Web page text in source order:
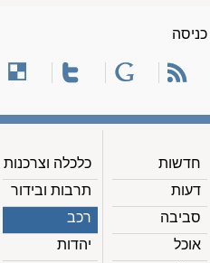
כניסה
חדשות
דעות
סביבה
אוכל
כלכלה וצרכנות
תרבות ובידור
רכב
יהדות